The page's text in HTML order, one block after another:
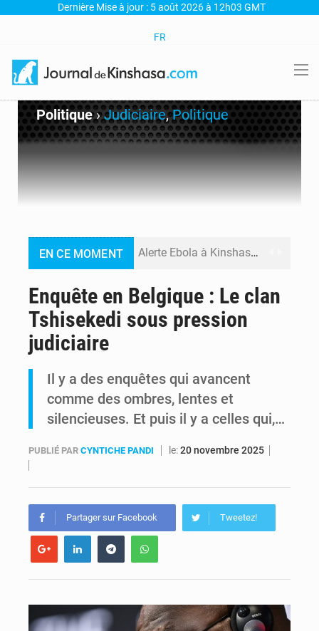
Dernière Mise à jour : 5 août 2026 à 12h03 GMT
FR
Politique›Judiciaire,Politique
EN CE MOMENT Alerte Ebola à Kinshasa : Un bateau sous haute surveillance accoste à Maluku avec 200 passagers à bord
RDC : Christian Bosembe annonce la fermeture imminente de TikTok pour stopper la propagande de l’AFC-M23
Alain Bolodjwa claque la porte de la Coalition Article 64 – « Je ne cautionne pas ce dialogue avec ceux qui bafouent la Constitution »
Enquête en Belgique : Le clan
Tshisekedi sous pression
judiciaire
Il y a des enquêtes qui avancent
comme des ombres, lentes et
silencieuses. Et puis il y a celles qui,…
PUBLIÉ PAR CYNTICHE PANDI le:20 novembre 2025
Partager sur Facebook Tweetez!